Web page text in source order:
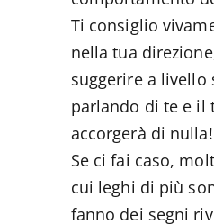
Ti consiglio
nella tua
suggerire a livello
parlando di te e il
accorgerà di nulla!
Se ci fai caso,
cui leghi di più
fanno dei segni